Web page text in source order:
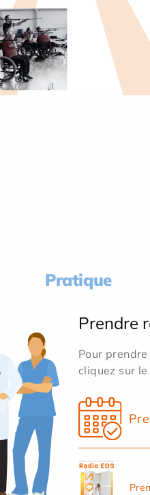
Pratique
Prendre
Pour
cliquez sur